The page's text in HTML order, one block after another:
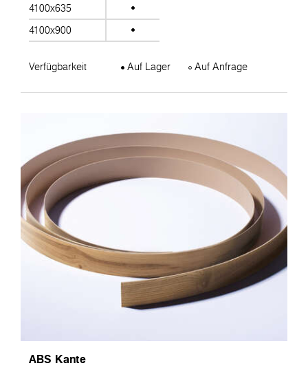
4100x635
4100x900
Verfügbarkeit Auf Lager Auf Anfrage
ABS Kante